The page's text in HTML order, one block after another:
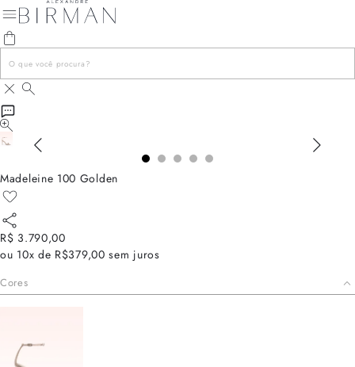
Madeleine 100 Golden
R$ 3.790,00
ou 10x de R$379,00 sem juros
Cores